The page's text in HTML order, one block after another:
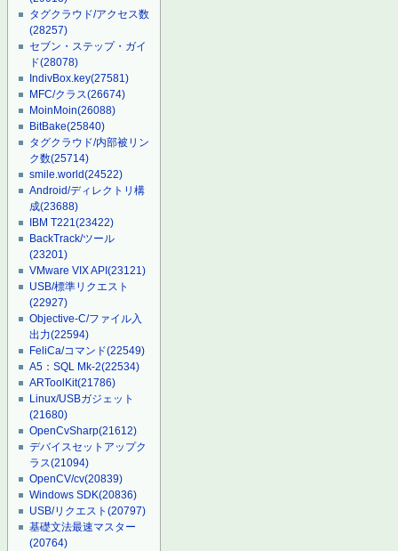
タグクラウド/アクセス数
(28257)
セブン・ステップ・ガイ
ド(28078)
IndivBox.key(27581)
MFC/クラス(26674)
MoinMoin(26088)
BitBake(25840)
タグクラウド/内部被リン
ク数(25714)
smile.world(24522)
Android/ディレクトリ構
成(23688)
IBM T221(23422)
BackTrack/ツール
(23201)
VMware VIX API(23121)
USB/標準リクエスト
(22927)
Objective-C/ファイル入
出力(22594)
FeliCa/コマンド(22549)
A5：SQL Mk-2(22534)
ARToolKit(21786)
Linux/USBガジェット
(21680)
OpenCvSharp(21612)
デバイスセットアップク
ラス(21094)
OpenCV/cv(20839)
Windows SDK(20836)
USB/リクエスト(20797)
基礎文法最速マスター
(20764)